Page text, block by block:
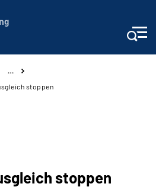
…
stoppen
stoppen